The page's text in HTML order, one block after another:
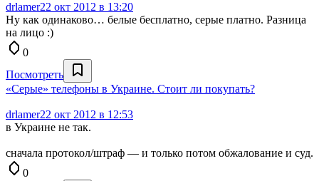
drlamer22 окт 2012 в 13:20
Ну как одинаково… белые бесплатно, серые платно. Разница
на лицо :)
0
Посмотреть
«Серые» телефоны в Украине. Стоит ли покупать?
drlamer22 окт 2012 в 12:53
в Украине не так.
сначала протокол/штраф — и только потом обжалование и суд.
0